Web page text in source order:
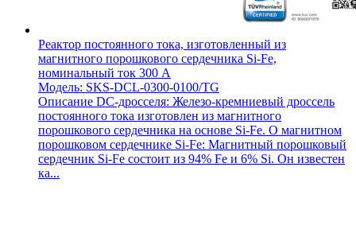
Реактор постоянного тока, изготовленный из
магнитного порошкового сердечника Si-Fe,
номинальный ток 300 А
Модель: SKS-DCL-0300-0100/TG
Описание DC-дросселя: Железо-кремниевый дроссель
постоянного тока изготовлен из магнитного
порошкового сердечника на основе Si-Fe. О магнитном
порошковом сердечнике Si-Fe: Магнитный порошковый
сердечник Si-Fe состоит из 94% Fe и 6% Si. Он известен
ка...